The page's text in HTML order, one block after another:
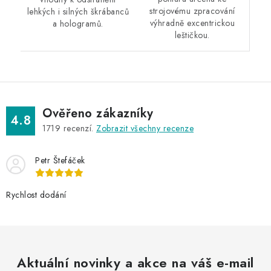
lehkých i silných škrábanců
a hologramů.
strojovému zpracování
výhradně excentrickou
leštičkou.
4.8 Ověřeno zákazníky
1719 recenzí. Zobrazit všechny recenze
Petr Štefáček
Rychlost dodání
Aktuální novinky a akce na váš e-mail